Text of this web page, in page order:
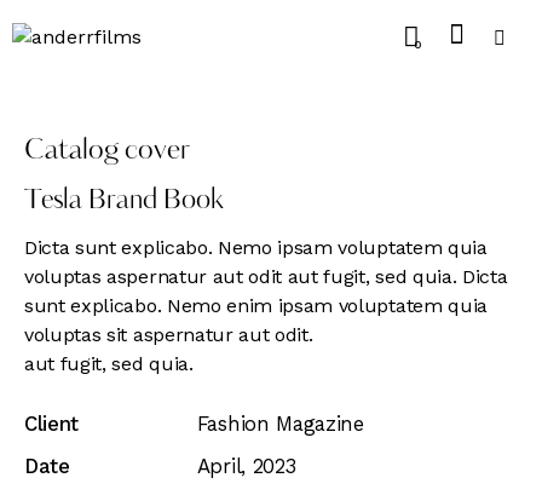
0
Catalog cover
Tesla Brand Book
Dicta sunt explicabo. Nemo ipsam voluptatem quia
voluptas aspernatur aut odit aut fugit, sed quia. Dicta
sunt explicabo. Nemo enim ipsam voluptatem quia
voluptas sit aspernatur aut odit.
aut fugit, sed quia.
Client
Fashion Magazine
Date
April, 2023